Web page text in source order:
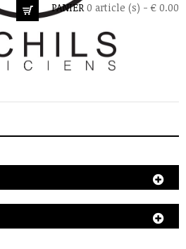
PANIER 0 article (s) - € 0.00